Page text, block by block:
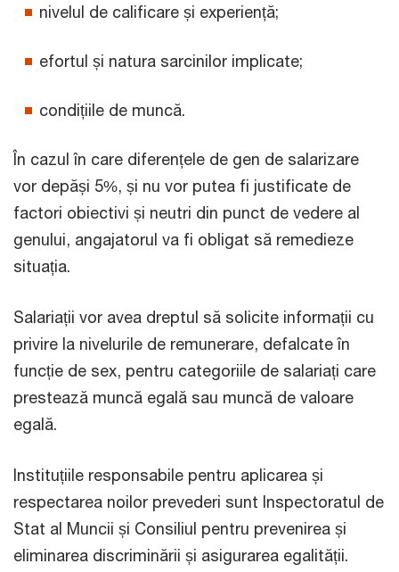
nivelul de calificare și experiență;
efortul și natura sarcinilor implicate;
condițiile de muncă.
În cazul în care diferențele de gen de salarizare
vor depăși 5%, și nu vor putea fi justificate de
factori obiectivi și neutri din punct de vedere al
genului, angajatorul va fi obligat să remedieze
situația.
Salariații vor avea dreptul să solicite informații cu
privire la nivelurile de remunerare, defalcate în
funcție de sex, pentru categoriile de salariați care
prestează muncă egală sau muncă de valoare
egală.
Instituțiile responsabile pentru aplicarea și
respectarea noilor prevederi sunt Inspectoratul de
Stat al Muncii și Consiliul pentru prevenirea și
eliminarea discriminării și asigurarea egalității.